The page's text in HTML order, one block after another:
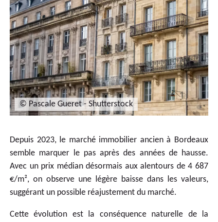
© Pascale Gueret - Shutterstock
Depuis 2023, le marché immobilier ancien à Bordeaux
semble marquer le pas après des années de hausse.
Avec un prix médian désormais aux alentours de 4 687
€/m², on observe une légère baisse dans les valeurs,
suggérant un possible réajustement du marché.
Cette évolution est la conséquence naturelle de la